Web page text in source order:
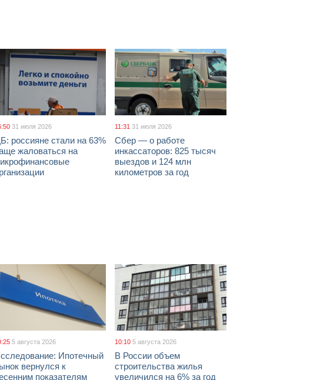
31 июля 2026
россияне стали на 63%
жаловаться на
11:31 31 июля 2026
Сбер — о работе
инкассаторов: 825 тысяч
выездов и 124 млн
километров за год
5 августа 2026
Ипотечный
вернулся к
показателям
10:10 5 августа 2026
В России объем
строительства жилья
увеличился на 6% за год